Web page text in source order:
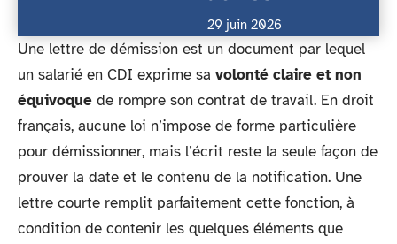
29 juin 2026
Une lettre de démission est un document par lequel
un salarié en CDI exprime sa volonté claire et non
équivoque de rompre son contrat de travail. En droit
français, aucune loi n’impose de forme particulière
pour démissionner, mais l’écrit reste la seule façon de
prouver la date et le contenu de la notification. Une
lettre courte remplit parfaitement cette fonction, à
condition de contenir les quelques éléments que